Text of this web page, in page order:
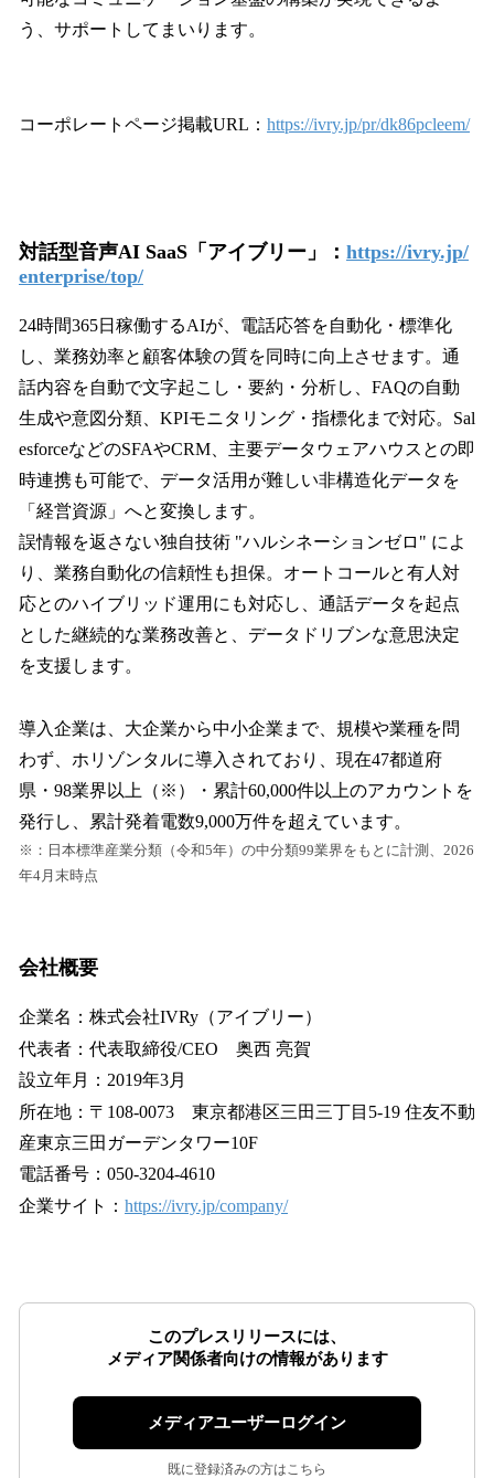
う、サポートしてまいります。
コーポレートページ掲載URL： https://ivry.jp/pr/dk86pcleem/
対話型音声AI SaaS「アイブリー」： https://ivry.jp/
enterprise/top/
24時間365日稼働するAIが、電話応答を自動化・標準化
し、業務効率と顧客体験の質を同時に向上させます。通
話内容を自動で文字起こし・要約・分析し、FAQの自動
生成や意図分類、KPIモニタリング・指標化まで対応。Sal
esforceなどのSFAやCRM、主要データウェアハウスとの即
時連携も可能で、データ活用が難しい非構造化データを
「経営資源」へと変換します。
誤情報を返さない独自技術 "ハルシネーションゼロ" によ
り、業務自動化の信頼性も担保。オートコールと有人対
応とのハイブリッド運用にも対応し、通話データを起点
とした継続的な業務改善と、データドリブンな意思決定
を支援します。
導入企業は、大企業から中小企業まで、規模や業種を問
わず、ホリゾンタルに導入されており、現在47都道府
県・98業界以上（※）・累計60,000件以上のアカウントを
発行し、累計発着電数9,000万件を超えています。
※：日本標準産業分類（令和5年）の中分類99業界をもとに計測、2026
年4月末時点
会社概要
企業名：株式会社IVRy（アイブリー）
代表者：代表取締役/CEO 奥西 亮賀
設立年月：2019年3月
所在地：〒108-0073 東京都港区三田三丁目5-19 住友不動
産東京三田ガーデンタワー10F
電話番号：050-3204-4610
企業サイト： https://ivry.jp/company/
このプレスリリースには、
メディア関係者向けの情報があります
メディアユーザーログイン
既に登録済みの方はこちら